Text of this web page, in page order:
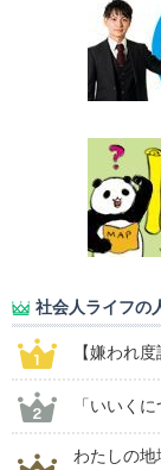
社会人ライフの
【嫌われ
「いいく
わたしの